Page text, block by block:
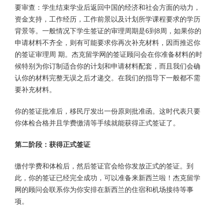
要审查：学生结束学业后返回中国的经济和社会方面的动力，
资金支持，工作经历，工作前景以及计划所学课程要求的学历
背景等。一般情况下学生签证的审理周期是6到8周，如果你的
申请材料不齐全，则有可能要求你再次补充材料，因而推迟你
的签证审理周 期。杰克留学网的签证顾问会在你准备材料的时
候特别为你订制适合你的计划和申请材料配套，而且我们会确
认你的材料完整无误之后才递交。在我们的指导下一般都不需
要补充材料。
你的签证批准后，移民厅发出一份原则批准函。这时代表只要
你体检合格并且学费缴清等手续就能获得正式签证了。
第二阶段：获得正式签证
缴付学费和体检后，然后签证官会给你发放正式的签证。到
此，你的签证已经完全成功，可以准备来新西兰啦！杰克留学
网的顾问会联系你为你安排在新西兰的住宿和机场接待等事
项。